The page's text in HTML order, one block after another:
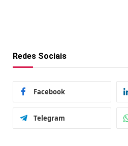
Redes Sociais
Facebook
Telegram